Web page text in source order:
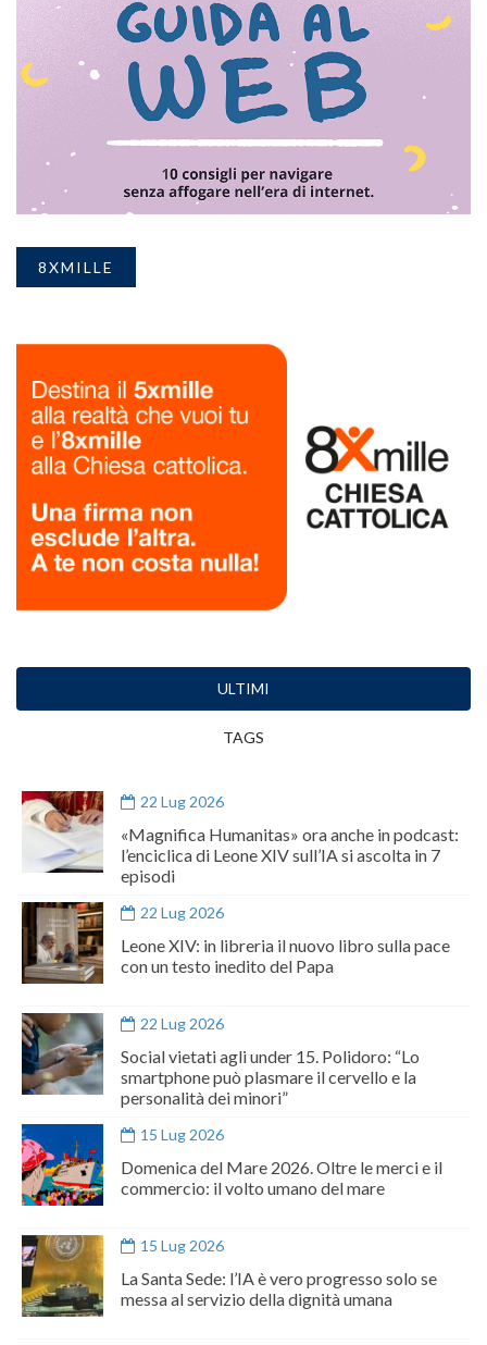
8XMILLE
ULTIMI
TAGS
22 Lug 2026
«Magnifica Humanitas» ora anche in podcast:
l’enciclica di Leone XIV sull’IA si ascolta in 7
episodi
22 Lug 2026
Leone XIV: in libreria il nuovo libro sulla pace
con un testo inedito del Papa
22 Lug 2026
Social vietati agli under 15. Polidoro: “Lo
smartphone può plasmare il cervello e la
personalità dei minori”
15 Lug 2026
Domenica del Mare 2026. Oltre le merci e il
commercio: il volto umano del mare
15 Lug 2026
La Santa Sede: l’IA è vero progresso solo se
messa al servizio della dignità umana